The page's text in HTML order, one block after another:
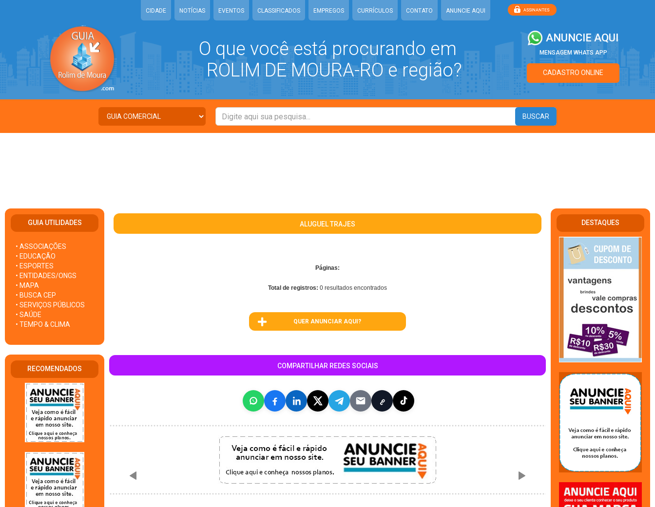
CIDADE NOTÍCIAS EVENTOS CLASSIFICADOS EMPREGOS CURRÍCULOS CONTATO ANUNCIE AQUI
O que você está procurando em
ROLIM DE MOURA-RO e região?
ANUNCIE AQUI
MENSAGEM WHATS APP
CADASTRO ONLINE
GUIA UTILIDADES
• ASSOCIAÇÕES
• EDUCAÇÃO
• ESPORTES
• ENTIDADES/ONGS
• MAPA
• BUSCA CEP
• SERVIÇOS PÚBLICOS
• SAÚDE
• TEMPO & CLIMA
RECOMENDADOS
ALUGUEL TRAJES
Páginas:
Total de registros: 0 resultados encontrados
QUER ANUNCIAR AQUI?
COMPARTILHAR REDES SOCIAIS
DESTAQUES